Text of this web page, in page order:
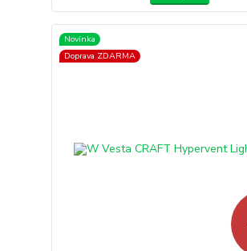
Novinka
Doprava ZDARMA